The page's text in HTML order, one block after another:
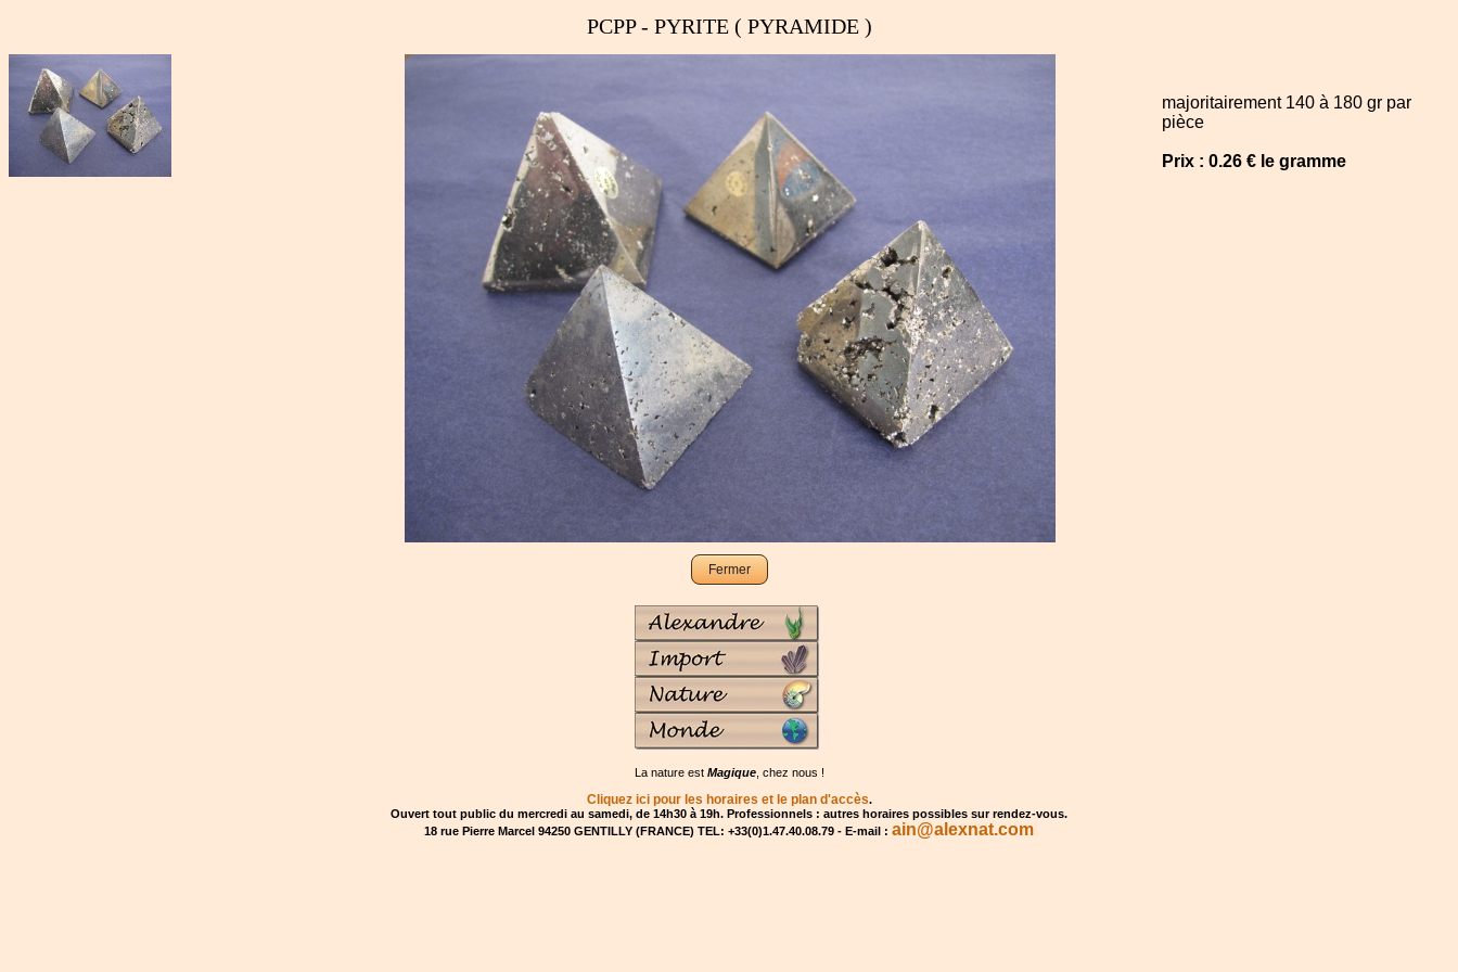
PCPP - PYRITE ( PYRAMIDE )
majoritairement 140 à 180 gr par
pièce
Prix : 0.26 € le gramme
Fermer
La nature est Magique, chez nous !
Cliquez ici pour les horaires et le plan d'accès.
Ouvert tout public du mercredi au samedi, de 14h30 à 19h. Professionnels : autres horaires possibles sur rendez-vous.
18 rue Pierre Marcel 94250 GENTILLY (FRANCE) TEL: +33(0)1.47.40.08.79 - E-mail : ain@alexnat.com